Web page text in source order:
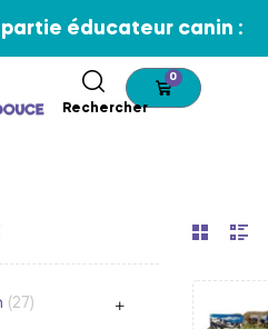
éducateur canin :
Rechercher
0
(27)